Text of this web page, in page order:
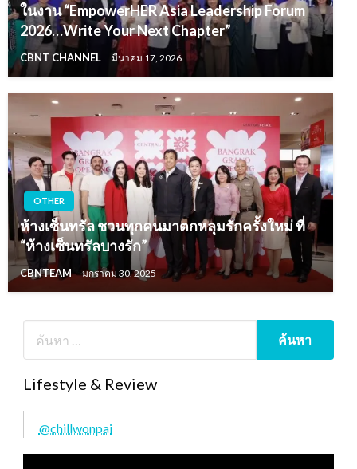
ในงาน “EmpowerHER Asia Leadership Forum
2026…Write Your Next Chapter”
CBNT CHANNEL มีนาคม 17, 2026
OTHER
ห้างเซ็นทรัล ชวนทุกคนมาตกหลุมรักครั้งใหม่ ที่
“ห้างเซ็นทรัลบางรัก”
CBNTEAM มกราคม 30, 2025
Lifestyle & Review
@chillwonpai